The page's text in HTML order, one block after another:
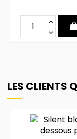
LES CLIENTS